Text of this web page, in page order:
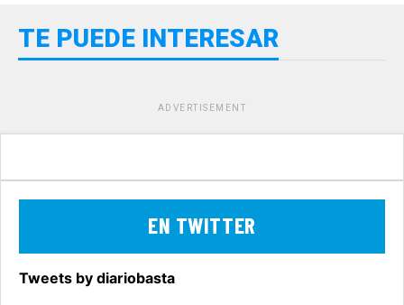
TE PUEDE INTERESAR
ADVERTISEMENT
EN TWITTER
Tweets by diariobasta